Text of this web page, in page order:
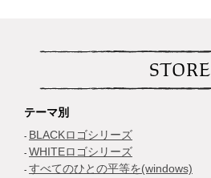
STORE
テーマ別
BLACKロゴシリーズ
WHITEロゴシリーズ
すべてのひとの平等を(windows)